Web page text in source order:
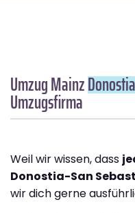
Umzug Mainz
Umzugsfirma
Weil wir wissen, dass
Donostia-San
wir dich gerne